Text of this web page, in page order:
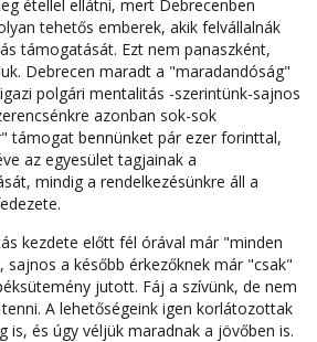
étellel ellátni, mert Debrecenben
tehetős emberek, akik felvállalnák
támogatását. Ezt nem panaszként,
Debrecen maradt a "maradandóság"
polgári mentalitás -szerintünk-sajnos
azonban sok-sok
támogat bennünket pár ezer forinttal,
az egyesület tagjainak a
mindig a rendelkezésünkre áll a
kezdete előtt fél órával már "minden
sajnos a később érkezőknek már "csak"
jutott. Fáj a szívünk, de nem
A lehetőségeink igen korlátozottak
is, és úgy véljük maradnak a jövőben is.